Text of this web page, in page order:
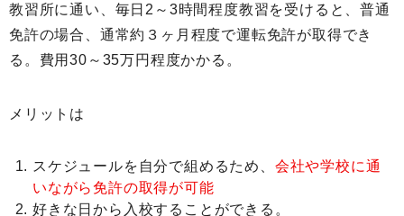
教習所に通い、毎日2～3時間程度教習を受けると、普通
免許の場合、通常約３ヶ月程度で運転免許が取得でき
る。費用30～35万円程度かかる。
メリットは
スケジュールを自分で組めるため、 会社や学校に通
いながら免許の取得が可能
好きな日から入校することができる。